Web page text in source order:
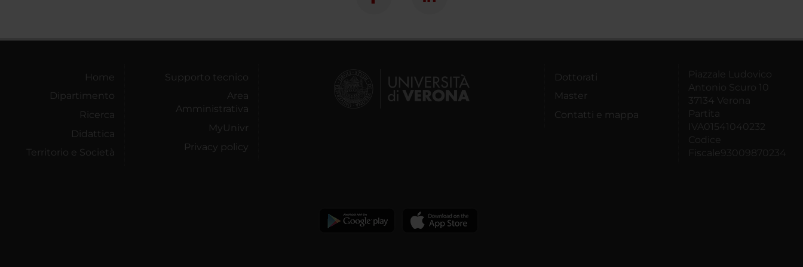
Home
Dipartimento
Ricerca
Didattica
Territorio e Società
Supporto tecnico
Area
Amministrativa
MyUnivr
Privacy policy
Dottorati
Master
Contatti e mappa
Piazzale Ludovico
Antonio Scuro 10
37134 Verona
Partita
IVA01541040232
Codice
Fiscale93009870234